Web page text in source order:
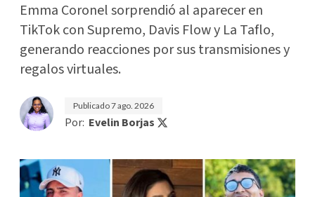
Emma Coronel sorprendió al aparecer en
TikTok con Supremo, Davis Flow y La Taflo,
generando reacciones por sus transmisiones y
regalos virtuales.
Publicado7 ago. 2026
Por: Evelin Borjas